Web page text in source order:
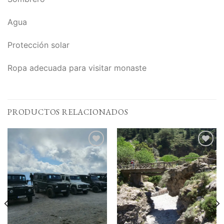
Agua
Protección solar
Ropa adecuada para visitar monaste
PRODUCTOS RELACIONADOS
Add to
Wishlist
Add to
Wishlist